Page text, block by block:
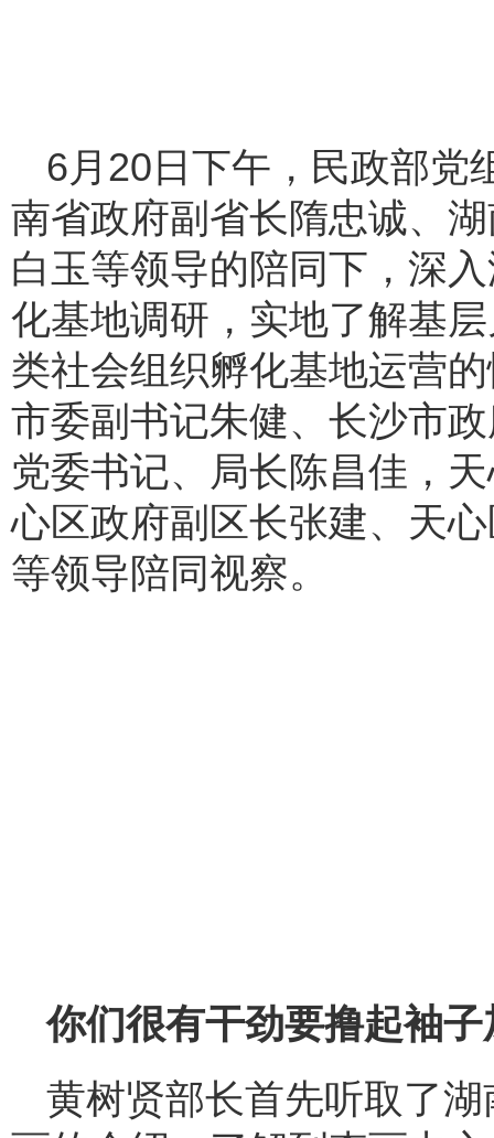
6月20日下午，民政部党
南省政府副省长隋忠诚、
白玉等领导的陪同下，深
化基地调研，实地了解基
类社会组织孵化基地运营
市委副书记朱健、长沙市
党委书记、局长陈昌佳，
心区政府副区长张建、天
等领导陪同视察。
你们很有干劲要撸起袖子
黄树贤部长首先听取了